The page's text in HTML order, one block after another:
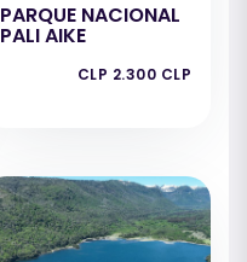
PARQUE NACIONAL
PALI AIKE
CLP 2.300 CLP